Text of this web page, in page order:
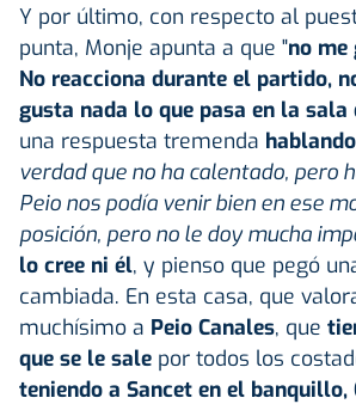
Y por último, con respecto al
punta, Monje apunta a que "no me
No reacciona durante el partido,
gusta nada lo que pasa en la sala
una respuesta tremenda
verdad que no ha calentado, pero
Peio nos podía venir bien en ese
posición, pero no le doy mucha
lo cree ni él, y pienso que pegó
cambiada. En esta casa, que
muchísimo a Peio Canales, que
que se le sale por todos los
teniendo a Sancet en el banquillo,